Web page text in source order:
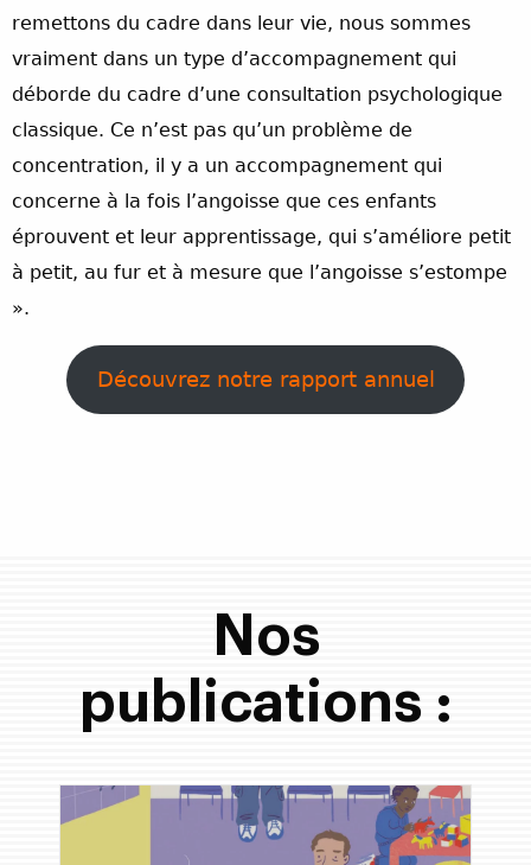
remettons du cadre dans leur vie, nous sommes
vraiment dans un type d’accompagnement qui
déborde du cadre d’une consultation psychologique
classique. Ce n’est pas qu’un problème de
concentration, il y a un accompagnement qui
concerne à la fois l’angoisse que ces enfants
éprouvent et leur apprentissage, qui s’améliore petit
à petit, au fur et à mesure que l’angoisse s’estompe
».
Découvrez notre rapport annuel
Nos
publications :